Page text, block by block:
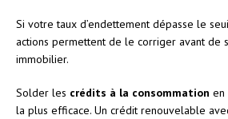
Si votre taux d’endettement dépasse le
actions permettent de le corriger avant de
immobilier.
Solder les crédits à la consommation en
la plus efficace. Un crédit renouvelable